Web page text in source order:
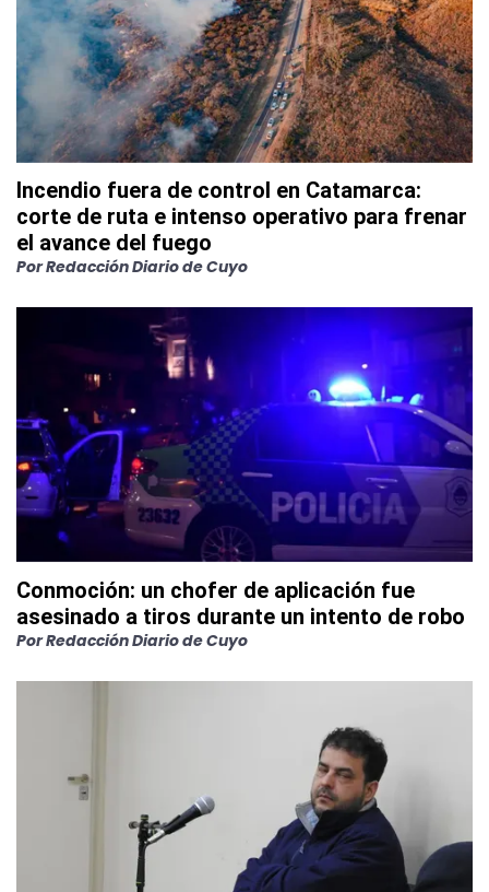
Incendio fuera de control en Catamarca:
corte de ruta e intenso operativo para frenar
el avance del fuego
PorRedacción Diario de Cuyo
Conmoción: un chofer de aplicación fue
asesinado a tiros durante un intento de robo
PorRedacción Diario de Cuyo